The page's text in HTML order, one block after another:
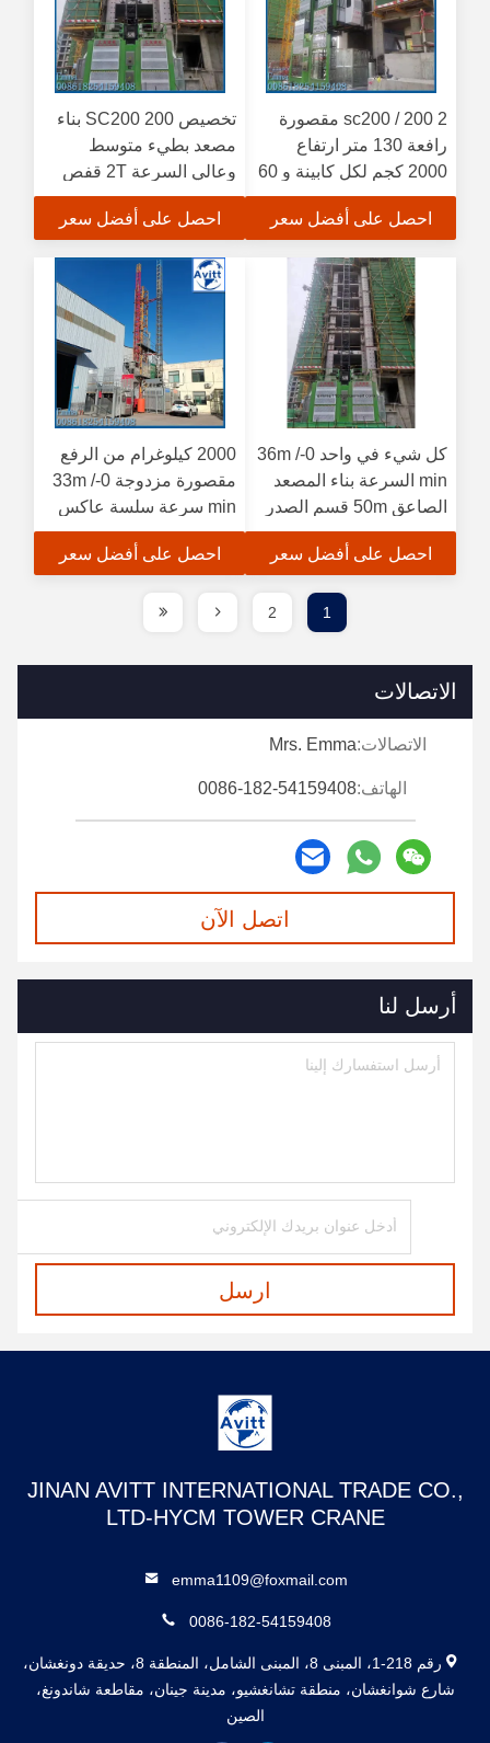
sc200 / 200 2 مقصورة
رافعة 130 متر ارتفاع
2000 كجم لكل كابينة و 60
هرتز طاقة رفع الناس
احصل على أفضل سعر
تخصيص SC200 200 بناء
مصعد بطيء متوسط ​​
وعالي السرعة 2T قفص
مزدوج
احصل على أفضل سعر
كل شيء في واحد 0-36m /
min السرعة بناء المصعد
الصاعق 50m قسم الصدر
احصل على أفضل سعر
2000 كيلوغرام من الرفع
مقصورة مزدوجة 0-33m /
min سرعة سلسة عاكس
التحكم في المباني المصاعد
احصل على أفضل سعر
1
2
الاتصالات
الاتصالات:Mrs. Emma
الهاتف:0086-182-54159408
اتصل الآن
أرسل لنا
ارسل
JINAN AVITT INTERNATIONAL TRADE CO.,
LTD-HYCM TOWER CRANE
emma1109@foxmail.com
0086-182-54159408
رقم 218-1، المبنى 8، المبنى الشامل، المنطقة 8، حديقة دونغشان،
شارع شوانغشان، منطقة تشانغشيو، مدينة جينان، مقاطعة شاندونغ،
الصين